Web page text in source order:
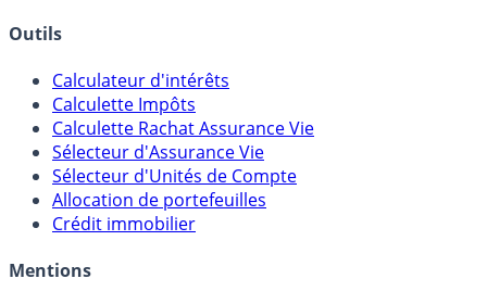
Outils
Calculateur d'intérêts
Calculette Impôts
Calculette Rachat Assurance Vie
Sélecteur d'Assurance Vie
Sélecteur d'Unités de Compte
Allocation de portefeuilles
Crédit immobilier
Mentions